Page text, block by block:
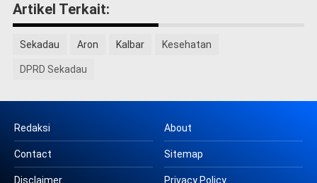
Artikel Terkait:
Sekadau Aron Kalbar Kesehatan
DPRD Sekadau
Redaksi About
Contact Sitemap
Disclaimer Privacy Policy